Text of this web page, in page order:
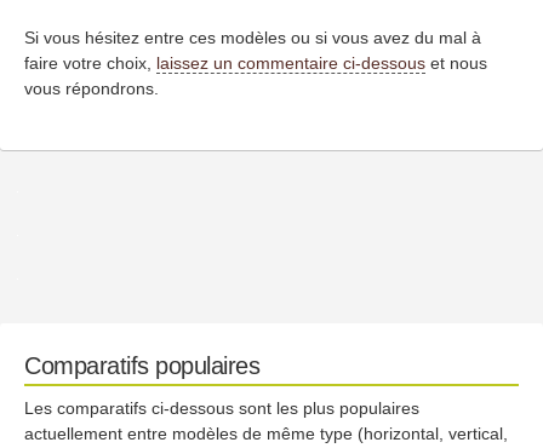
Si vous hésitez entre ces modèles ou si vous avez du mal à
faire votre choix, laissez un commentaire ci-dessous et nous
vous répondrons.
Comparatifs populaires
Les comparatifs ci-dessous sont les plus populaires
actuellement entre modèles de même type (horizontal, vertical,